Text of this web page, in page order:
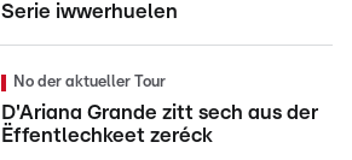
Serie iwwerhuelen
No der aktueller Tour
D'Ariana Grande zitt sech aus der
Ëffentlechkeet zeréck